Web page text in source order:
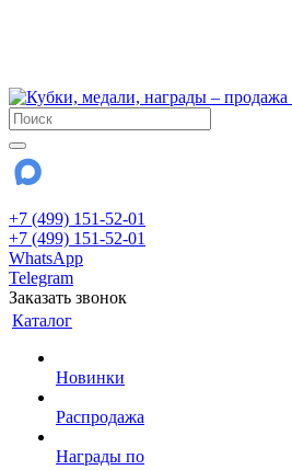
+7 (499) 151-52-01
+7 (499) 151-52-01
WhatsApp
Telegram
Заказать звонок
Каталог
Новинки
Распродажа
Награды по